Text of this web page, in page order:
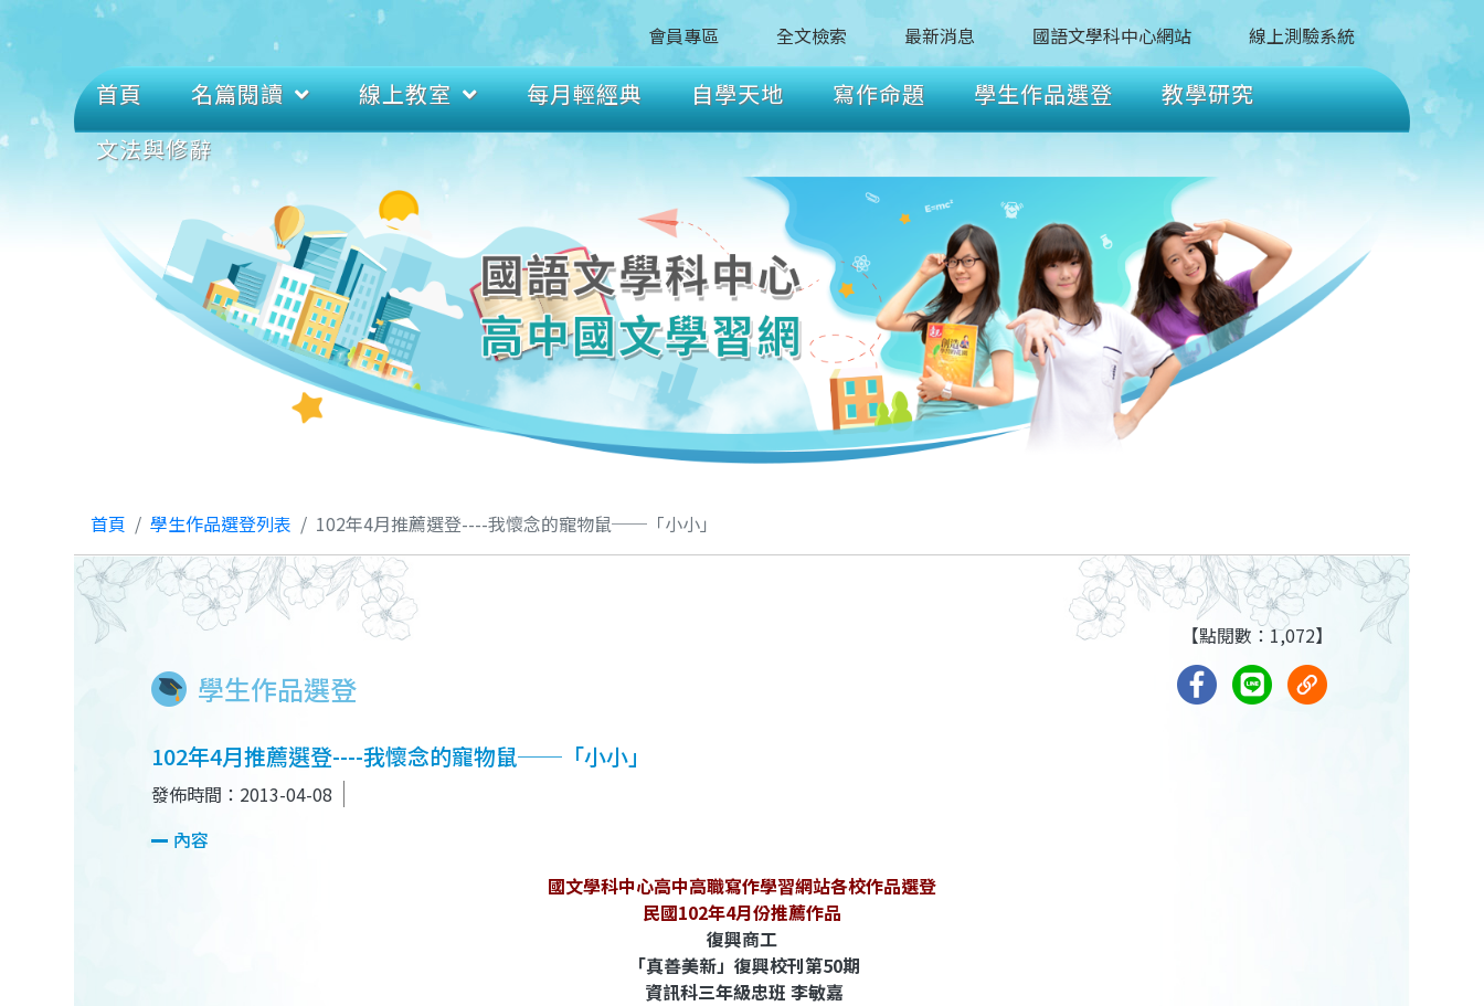
會員專區 全文檢索 最新消息 國語文學科中心網站 線上測驗系統
首頁 名篇閱讀 線上教室 每月輕經典 自學天地 寫作命題 學生作品選登
教學研究
文法與修辭
首頁 學生作品選登列表 102年4月推薦選登----我懷念的寵物鼠──「小小」
學生作品選登
【點閱數：1,072】
102年4月推薦選登----我懷念的寵物鼠──「小小」
發佈時間：2013-04-08
內容
國文學科中心高中高職寫作學習網站各校作品選登
民國102年4月份推薦作品
復興商工
「真善美新」復興校刊第50期
資訊科三年級忠班 李敏嘉